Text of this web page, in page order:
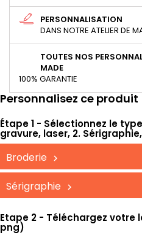
PERSONNALISATION
DANS NOTRE ATELIER DE
TOUTES NOS
MADE
100% GARANTIE
Personnalisez ce produit
Étape 1 - Sélectionnez le
gravure, laser, 2.
Broderie
Sérigraphie
Etape 2 - Téléchargez
png)